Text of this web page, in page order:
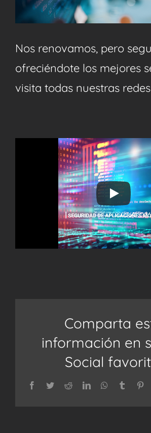
Nos renovamos, pero
ofreciéndote los mejores
visita todas nuestras
Comparta
información en
Social
Facebook
TwitterRedditLinkedInWhatsApp
Tumblr